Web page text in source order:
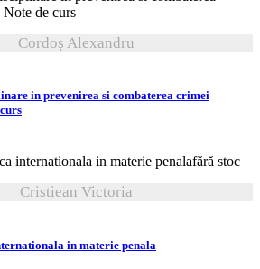
Cordoș Alexandru
in prevenirea si combaterea crimei
fără stoc
Cristiean Victoria
in materie penala